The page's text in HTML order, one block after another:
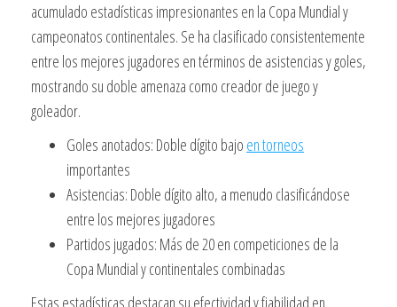
acumulado estadísticas impresionantes en la Copa Mundial y
campeonatos continentales. Se ha clasificado consistentemente
entre los mejores jugadores en términos de asistencias y goles,
mostrando su doble amenaza como creador de juego y
goleador.
Goles anotados: Doble dígito bajo en torneos
importantes
Asistencias: Doble dígito alto, a menudo clasificándose
entre los mejores jugadores
Partidos jugados: Más de 20 en competiciones de la
Copa Mundial y continentales combinadas